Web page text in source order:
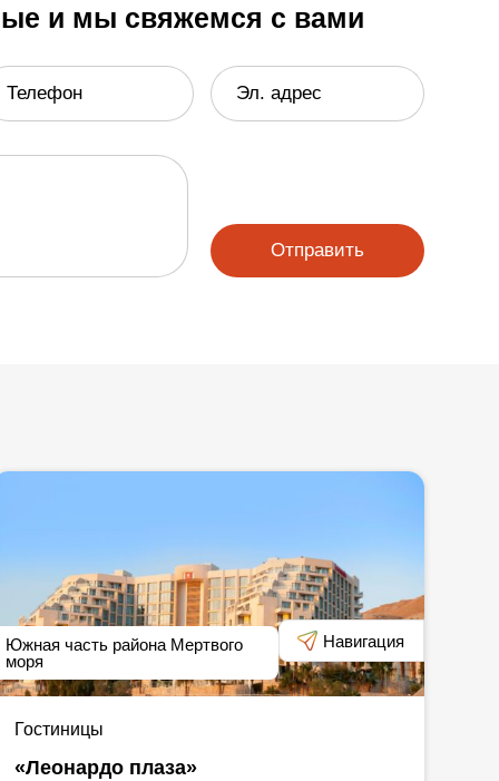
и мы свяжемся с вами
Телефон Эл. адрес
Отправить
Южная часть района Мертвого
моря
Навигация
Гостиницы
«Леонардо плаза»